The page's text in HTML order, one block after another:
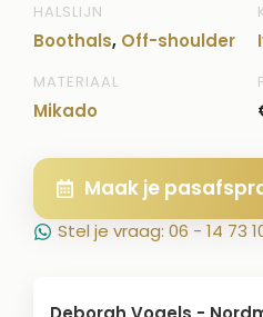
HALSLIJN
Boothals, Off-shoulder
MATERIAAL
Mikado
Maak je
Stel je vraag: 06 - 14 73